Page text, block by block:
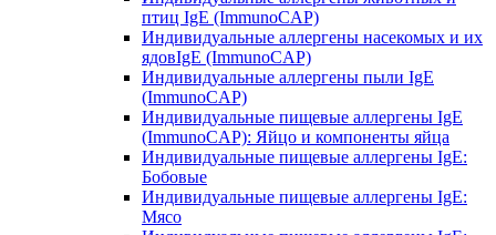
птиц IgE (ImmunoCAP)
Индивидуальные аллергены насекомых и их
ядовIgE (ImmunoCAP)
Индивидуальные аллергены пыли IgE
(ImmunoCAP)
Индивидуальные пищевые аллергены IgE
(ImmunoCAP): Яйцо и компоненты яйца
Индивидуальные пищевые аллергены IgE:
Бобовые
Индивидуальные пищевые аллергены IgE:
Мясо